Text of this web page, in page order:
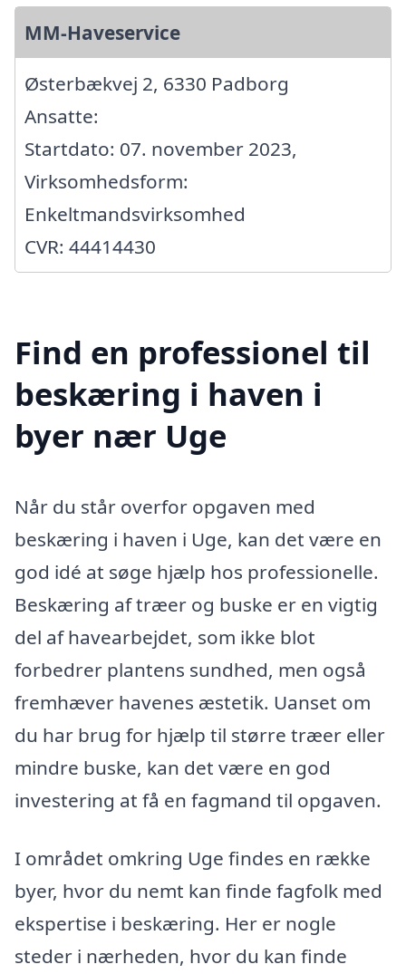
MM-Haveservice
Østerbækvej 2, 6330 Padborg
Ansatte:
Startdato: 07. november 2023,
Virksomhedsform:
Enkeltmandsvirksomhed
CVR: 44414430
Find en professionel til
beskæring i haven i
byer nær Uge
Når du står overfor opgaven med
beskæring i haven i Uge, kan det være en
god idé at søge hjælp hos professionelle.
Beskæring af træer og buske er en vigtig
del af havearbejdet, som ikke blot
forbedrer plantens sundhed, men også
fremhæver havenes æstetik. Uanset om
du har brug for hjælp til større træer eller
mindre buske, kan det være en god
investering at få en fagmand til opgaven.
I området omkring Uge findes en række
byer, hvor du nemt kan finde fagfolk med
ekspertise i beskæring. Her er nogle
steder i nærheden, hvor du kan finde